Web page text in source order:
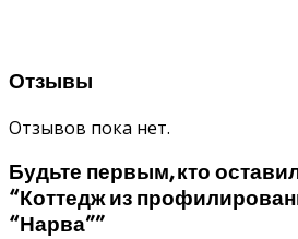
Отзывы
Отзывов пока нет.
Будьте первым, кто
“Коттедж из
“Нарва””